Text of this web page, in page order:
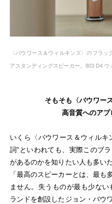
〈バウワース＆ウィルキンズ〉のフラッ
アスタンディングスピーカー。803 D4
そもそも〈バウワー
高音質へのアプ
いくら〈バウワース＆ウィルキ
詞”といわれても、実際このブ
があるのかを知りたい人も多い
「最高のスピーカーとは、最も
ません。失うものが最も少な
ランドを創設したジョン・バウ